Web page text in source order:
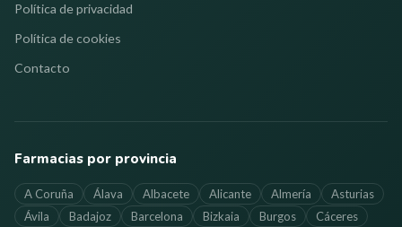
Política de privacidad
Política de cookies
Contacto
Farmacias por provincia
A Coruña Álava Albacete Alicante Almería
Asturias
Ávila
Badajoz Barcelona Bizkaia Burgos Cáceres